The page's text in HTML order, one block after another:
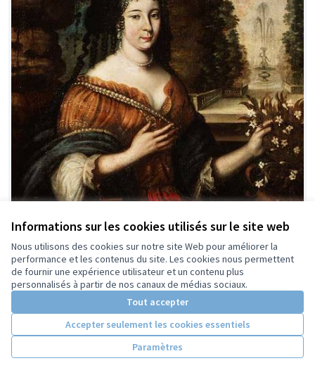
Informations sur les cookies utilisés sur le site web
Nous utilisons des cookies sur notre site Web pour améliorer la
performance et les contenus du site. Les cookies nous permettent
de fournir une expérience utilisateur et un contenu plus
personnalisés à partir de nos canaux de médias sociaux.
Tout accepter
Accepter seulement les cookies essentiels
Paramètres
Madeleine de Scudéry, écrivaine
Zoé
0 0